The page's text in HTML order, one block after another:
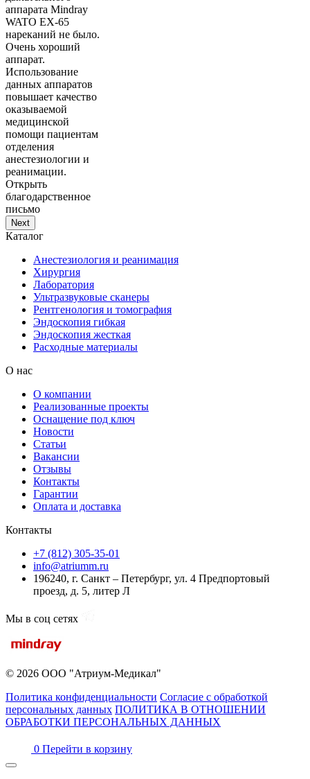
аппарата Mindray
WATO EX-65
нареканий не было.
Очень хороший
аппарат.
Использование
данных аппаратов
повышает качество
оказываемой
медицинской
помощи пациентам
отделения
анестезиологии и
реанимации.
Открыть
благодарственное
письмо
Next
Каталог
Анестезиология и реанимация
Хирургия
Лаборатория
Ультразвуковые сканеры
Рентгенология и томография
Эндоскопия гибкая
Эндоскопия жесткая
Расходные материалы
О нас
О компании
Реализованные проекты
Оснащение под ключ
Новости
Статьи
Вакансии
Отзывы
Контакты
Гарантии
Оплата и доставка
Контакты
+7 (812) 305-35-01
info@atriumm.ru
196240, г. Санкт – Петербург, ул. 4 Предпортовый
проезд, д. 5, литер Л
Мы в соц сетях
© 2026 ООО "Атриум-Медикал"
Политика конфиденциальности Согласие с обработкой
персональных данных ПОЛИТИКА В ОТНОШЕНИИ
ОБРАБОТКИ ПЕРСОНАЛЬНЫХ ДАННЫХ
0 Перейти в корзину